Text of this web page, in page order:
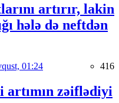
artırır, lakin
hələ də neftdən
01:24 416
artımın zəiflədiyi